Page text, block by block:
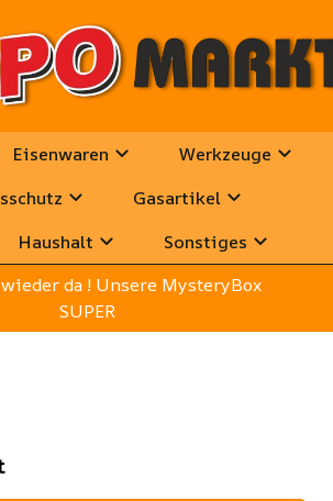
Eisenwaren
Werkzeuge
Gasartikel
Haushalt
Sonstiges
da ! Unsere MysteryBox
SUPER